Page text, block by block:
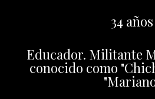
34 años
Educador. Militante
conocido como